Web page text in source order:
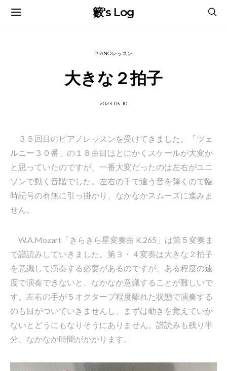
籔's Log
PIANOレッスン
大きな２拍子
2023-03-10
３５回目のピアノレッスンを受けてきました。「ツェ
ルニー３０番」の１８曲目はとにかくスケールが大変か
と思っていたのですが、一番大変だったのは左右がユニ
ゾンで動く音階でした。左右の手で違う音を弾くので臨
時記号の有無に引っ掛かり、なかなかスムーズに進みま
せん。
W.A.Mozart「きらきら星変奏曲 K.265」は第５変奏ま
で譜読みしていきました。第３・４変奏は大きな２拍子
を意識して演奏する必要があるのですが、ある程度の速
度で演奏できないと、なかなか意識することが難しいで
す。左右の手が５オクターブ程度離れた状態で演奏する
のも目がついていきませんし、まずは動きを覚えていか
ないとどうにもなりそうにありません。譜読みも残り半
分、なかなか時間がかかります。